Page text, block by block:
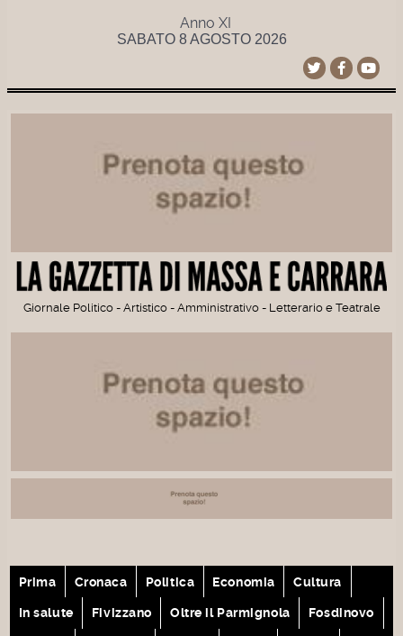
Anno XI
SABATO 8 AGOSTO 2026
Giornale Politico - Artistico - Amministrativo - Letterario e Teatrale
Prima Cronaca Politica Economia Cultura
In salute Fivizzano Oltre il Parmignola Fosdinovo